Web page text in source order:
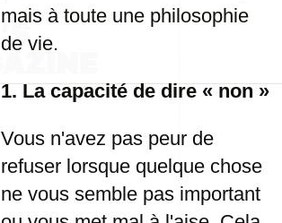
mais à toute une philosophie
de vie.
1. La capacité de dire « non »
Vous n'avez pas peur de
refuser lorsque quelque chose
ne vous semble pas important